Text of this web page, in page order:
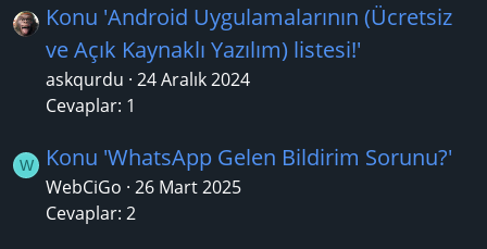
Konu 'Android Uygulamalarının (Ücretsiz
ve Açık Kaynaklı Yazılım) listesi!'
askqurdu 24 Aralık 2024
Cevaplar: 1
W Konu 'WhatsApp Gelen Bildirim Sorunu?'
WebCiGo 26 Mart 2025
Cevaplar: 2